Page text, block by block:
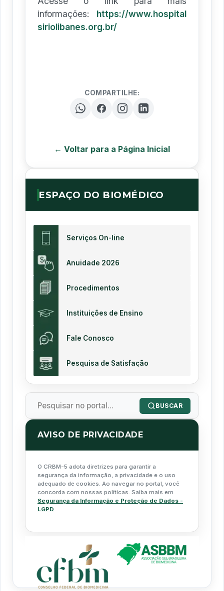
informações: https://www.hospital
siriolibanes.org.br/
COMPARTILHE:
← Voltar para a Página Inicial
ESPAÇO DO BIOMÉDICO
Serviços On-line
Anuidade 2026
Procedimentos
Instituições de Ensino
Fale Conosco
Pesquisa de Satisfação
BUSCAR
AVISO DE PRIVACIDADE
O CRBM-5 adota diretrizes para garantir a
segurança da informação, a privacidade e o uso
adequado de cookies. Ao navegar no portal, você
concorda com nossas políticas. Saiba mais em
Segurança da Informação e Proteção de Dados -
LGPD